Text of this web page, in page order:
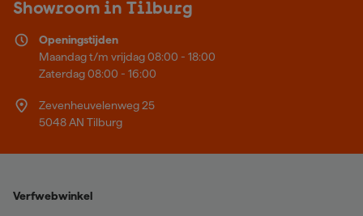
Showroom in Tilburg
Openingstijden
Maandag t/m vrijdag 08:00 - 18:00
Zaterdag 08:00 - 16:00
Zevenheuvelenweg 25
5048 AN Tilburg
Verfwebwinkel